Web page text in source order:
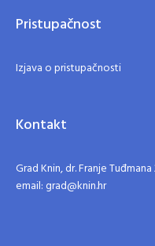
Pristupačnost
Izjava o pristupačnosti
Kontakt
Grad Knin, dr. Franje
email: grad@knin.hr